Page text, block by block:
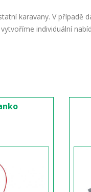
karavany. V případě
individuální